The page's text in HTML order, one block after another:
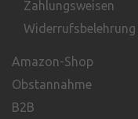
Zahlungsweisen
Widerrufsbelehrung
Amazon-Shop
Obstannahme
B2B